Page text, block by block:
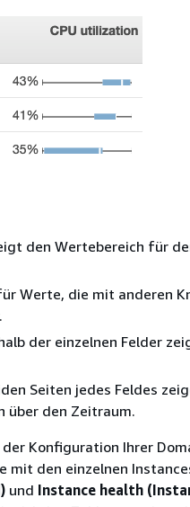
den Wertebereich für
Werte, die mit anderen
der einzelnen Felder
Seiten jedes Feldes
über den Zeitraum.
der Konfiguration Ihrer
mit den einzelnen
und Instance health